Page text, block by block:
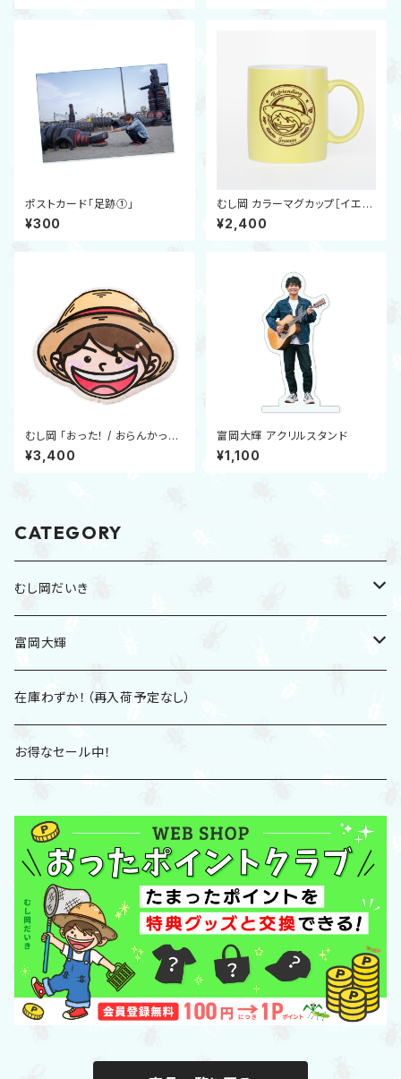
ポストカード「足跡①」
¥300
むし岡 カラーマグカップ［イエロ
ー］
¥2,400
むし岡 「おった！ / おらんかっ
た…。」クッション
¥3,400
富岡大輝 アクリルスタンド
¥1,100
CATEGORY
むし岡だいき
2026夏グッズ
2025冬グッズ
2025夏グッズ
パーカー
スウェット
帽子/バッグ/ポーチ
フィギュア/アクスタ/キーホルダー
富岡大輝
CD
DVD
「POTLUCK」グッズ
在庫わずか！（再入荷予定なし）
お得なセール中！